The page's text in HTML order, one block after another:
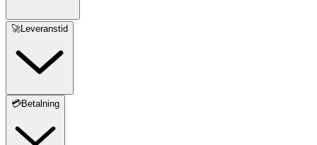
🚀Leveranstid
💳Betalning